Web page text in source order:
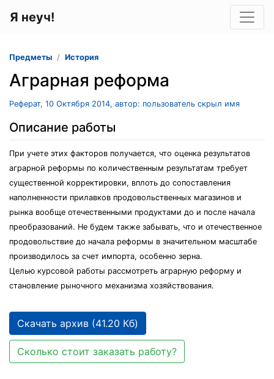
Я неуч!
Предметы История
Аграрная реформа
Реферат, 10 Октября 2014, автор: пользователь скрыл имя
Описание работы
При учете этих факторов получается, что оценка результатов
аграрной реформы по количественным результатам требует
существенной корректировки, вплоть до сопоставления
наполненности прилавков продовольственных магазинов и
рынка вообще отечественными продуктами до и после начала
преобразований. Не будем также забывать, что и отечественное
продовольствие до начала реформы в значительном масштабе
производилось за счет импорта, особенно зерна.
Целью курсовой работы рассмотреть аграрную реформу и
становление рыночного механизма хозяйствования.
Скачать архив (41.20 Кб)
Сколько стоит заказать работу?